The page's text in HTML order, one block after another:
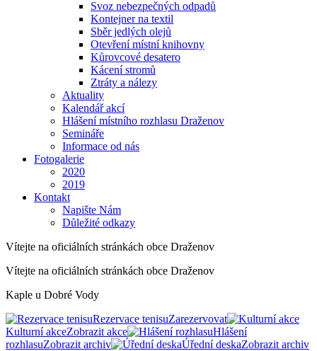
Svoz nebezpečných odpadů
Kontejner na textil
Sběr jedlých olejů
Otevření místní knihovny
Kůrovcové desatero
Kácení stromů
Ztráty a nálezy
Aktuality
Kalendář akcí
Hlášení místního rozhlasu Draženov
Semináře
Informace od nás
Fotogalerie
2020
2019
Kontakt
Napište Nám
Důležité odkazy
Vítejte na oficiálních stránkách obce Draženov
Vítejte na oficiálních stránkách obce Draženov
Kaple u Dobré Vody
Rezervace tenisuZarezervovat
Kulturní akceZobrazit akce
Hlášení
rozhlasuZobrazit archiv Úřední deskaZobrazit archiv